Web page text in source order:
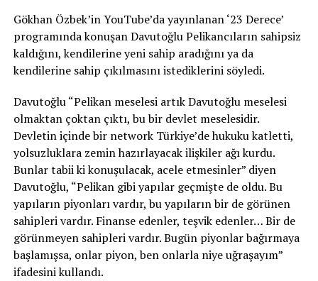
Gökhan Özbek’in YouTube’da yayınlanan ‘23 Derece’
programında konuşan Davutoğlu Pelikancıların sahipsiz
kaldığını, kendilerine yeni sahip aradığını ya da
kendilerine sahip çıkılmasını istediklerini söyledi.
Davutoğlu “Pelikan meselesi artık Davutoğlu meselesi
olmaktan çoktan çıktı, bu bir devlet meselesidir.
Devletin içinde bir network Türkiye’de hukuku katletti,
yolsuzluklara zemin hazırlayacak ilişkiler ağı kurdu.
Bunlar tabii ki konuşulacak, acele etmesinler” diyen
Davutoğlu, “Pelikan gibi yapılar geçmişte de oldu. Bu
yapıların piyonları vardır, bu yapıların bir de görünen
sahipleri vardır. Finanse edenler, teşvik edenler… Bir de
görünmeyen sahipleri vardır. Bugün piyonlar bağırmaya
başlamışsa, onlar piyon, ben onlarla niye uğraşayım”
ifadesini kullandı.